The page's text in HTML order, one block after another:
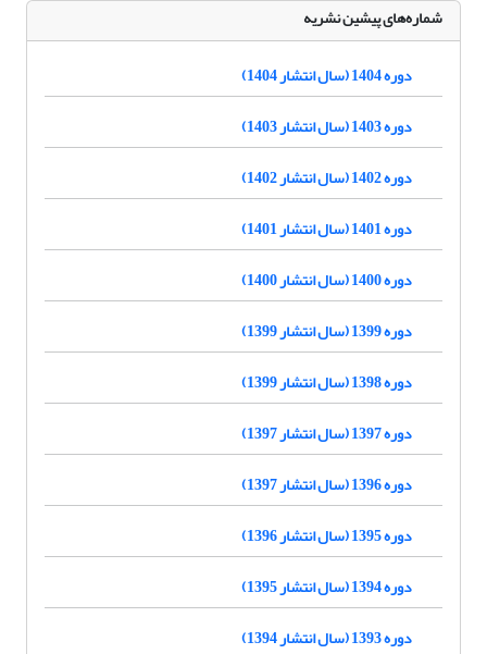
شماره‌های پیشین نشریه
دوره 1404 (سال انتشار 1404)
دوره 1403 (سال انتشار 1403)
دوره 1402 (سال انتشار 1402)
دوره 1401 (سال انتشار 1401)
دوره 1400 (سال انتشار 1400)
دوره 1399 (سال انتشار 1399)
دوره 1398 (سال انتشار 1399)
دوره 1397 (سال انتشار 1397)
دوره 1396 (سال انتشار 1397)
دوره 1395 (سال انتشار 1396)
دوره 1394 (سال انتشار 1395)
دوره 1393 (سال انتشار 1394)